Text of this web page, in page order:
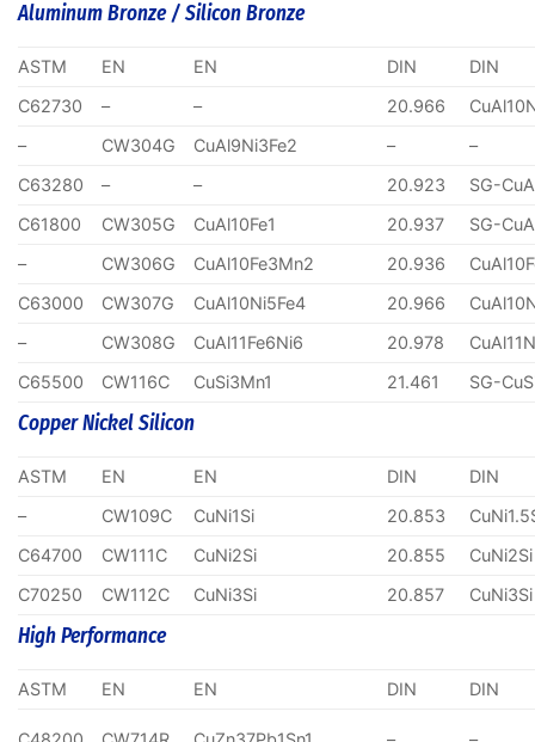
Aluminum Bronze / Silicon Bronze
ASTM EN EN DIN
DIN
C62730
– – 20.966
–
CW304G CuAl9Ni3Fe2 –
–
C63280
– – 20.923
SG-
C61800
CW305G CuAl10Fe1 20.937
SG-
–
CW306G CuAl10Fe3Mn2 20.936
C63000
CW307G CuAl10Ni5Fe4 20.966
–
CW308G CuAl11Fe6Ni6 20.978
C65500
CW116C CuSi3Mn1 21.461 SG-
Copper Nickel Silicon
ASTM EN EN DIN
DIN
–
CW109C CuNi1Si 20.853
C64700
CW111C CuNi2Si 20.855
CuNi2Si
C70250
CW112C CuNi3Si 20.857 CuNi3Si
High Performance
ASTM EN EN DIN DIN